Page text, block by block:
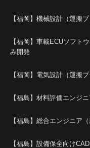
【福岡】機械設計（運搬
【福岡】車載ECUソフト
み開発
【福岡】電気設計（運搬
【福島】材料評価エンジ
【福島】総合エンジニア
【福島】設備保全向け